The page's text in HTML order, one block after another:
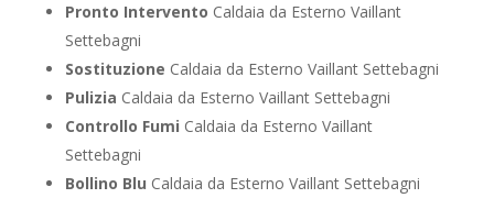
Pronto Intervento Caldaia da Esterno Vaillant
Settebagni
Sostituzione Caldaia da Esterno Vaillant Settebagni
Pulizia Caldaia da Esterno Vaillant Settebagni
Controllo Fumi Caldaia da Esterno Vaillant
Settebagni
Bollino Blu Caldaia da Esterno Vaillant Settebagni